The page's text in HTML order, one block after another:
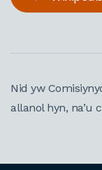
Nid yw
allanol hyn, na’u